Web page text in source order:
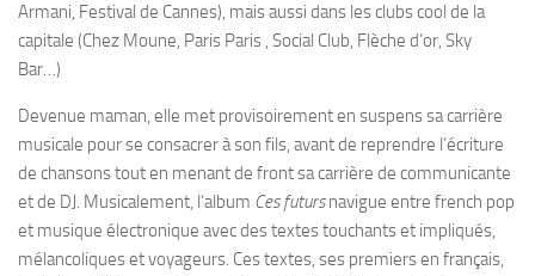
Armani, Festival de Cannes), mais aussi dans les clubs cool de la
capitale (Chez Moune, Paris Paris , Social Club, Flèche d’or, Sky
Bar…)
Devenue maman, elle met provisoirement en suspens sa carrière
musicale pour se consacrer à son fils, avant de reprendre l’écriture
de chansons tout en menant de front sa carrière de communicante
et de DJ. Musicalement, l’album Ces futursnavigue entre french pop
et musique électronique avec des textes touchants et impliqués,
mélancoliques et voyageurs. Ces textes, ses premiers en français,